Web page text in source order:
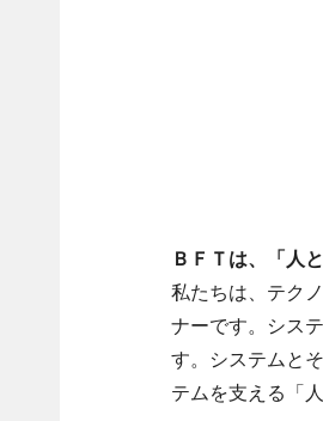
ＢＦＴは、「人
私たちは、テク
ナーです。シス
す。システムと
テムを支える「